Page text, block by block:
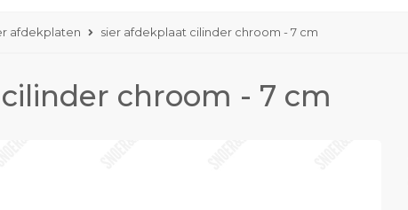
afdekplaten sier afdekplaat cilinder chroom - 7 cm
chroom - 7 cm